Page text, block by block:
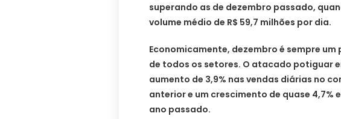
superando as de dezembro passado,
volume médio de R$ 59,7 milhões por dia.
Economicamente, dezembro é sempre
de todos os setores. O atacado potiguar
aumento de 3,9% nas vendas diárias no
anterior e um crescimento de quase 4,7%
ano passado.